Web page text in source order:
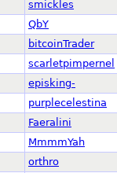
smickles
QbY
bitcoinTrader
scarletpimpernel
episking-
purplecelestina
Faeralini
MmmmYah
orthro